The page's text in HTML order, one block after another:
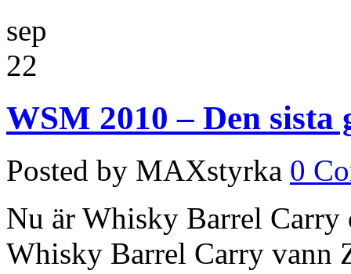
sep
22
WSM 2010 – Den sista
Posted by MAXstyrka 0
Nu är Whisky Barrel
Whisky Barrel Carry vann